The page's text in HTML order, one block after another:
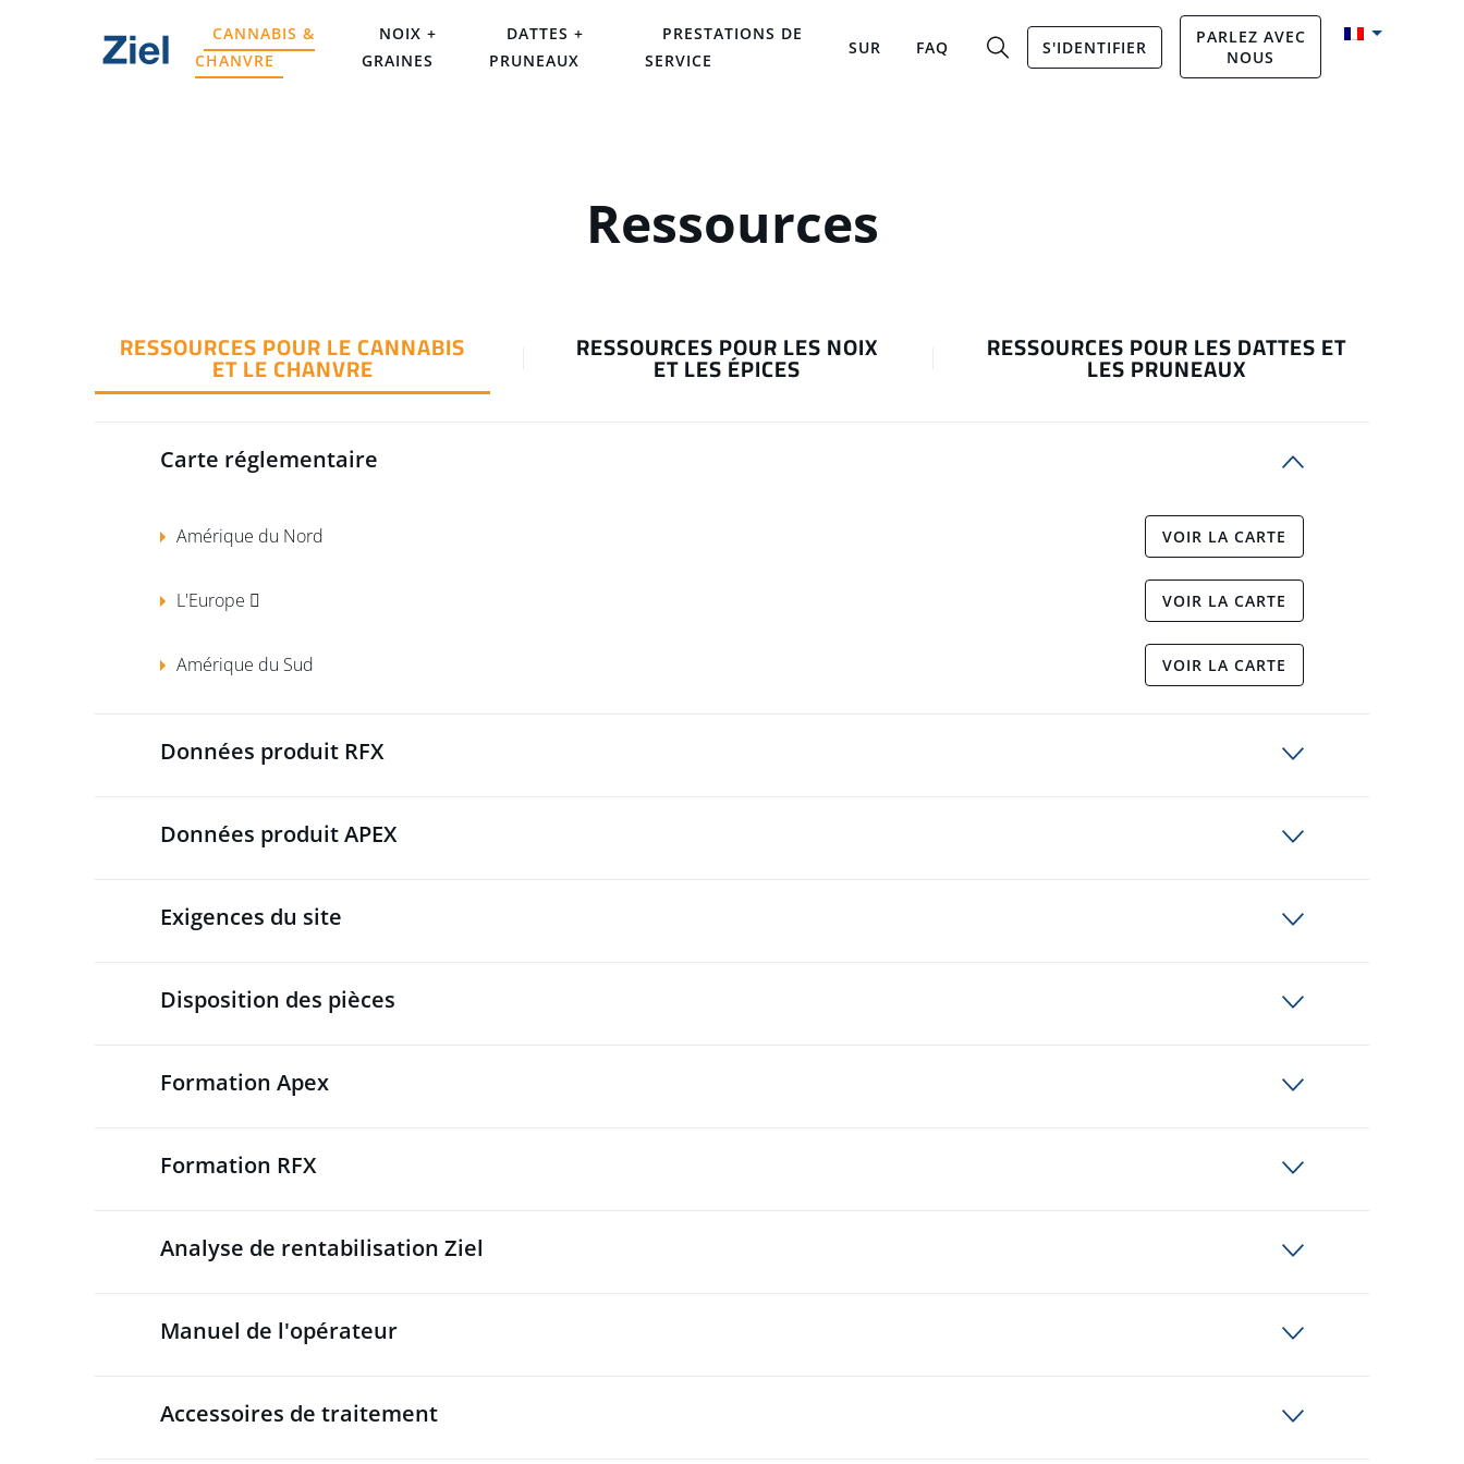
CANNABIS &
CHANVRE
NOIX +
GRAINES
DATTES +
PRUNEAUX
PRESTATIONS DE
SERVICE
SUR FAQ S'IDENTIFIER
PARLEZ AVEC
NOUS
Ressources
RESSOURCES POUR LE CANNABIS
ET LE CHANVRE
RESSOURCES POUR LES NOIX
ET LES ÉPICES
RESSOURCES POUR LES DATTES ET
LES PRUNEAUX
Carte réglementaire
Amérique du Nord VOIR LA CARTE
L'Europe  VOIR LA CARTE
Amérique du Sud VOIR LA CARTE
Données produit RFX
Données produit APEX
Exigences du site
Disposition des pièces
Formation Apex
Formation RFX
Analyse de rentabilisation Ziel
Manuel de l'opérateur
Accessoires de traitement